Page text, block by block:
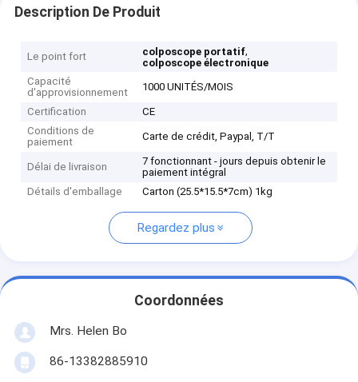
Description De Produit
Le point fort colposcope portatif,
colposcope électronique
Capacité
d'approvisionnement
1000 UNITÉS/MOIS
Certification
CE
Conditions de
paiement
Carte de crédit, Paypal, T/T
Délai de livraison
7 fonctionnant - jours depuis obtenir le
paiement intégral
Détails d'emballage
Carton (25.5*15.5*7cm) 1kg
Regardez plus
Coordonnées
Mrs. Helen Bo
86-13382885910